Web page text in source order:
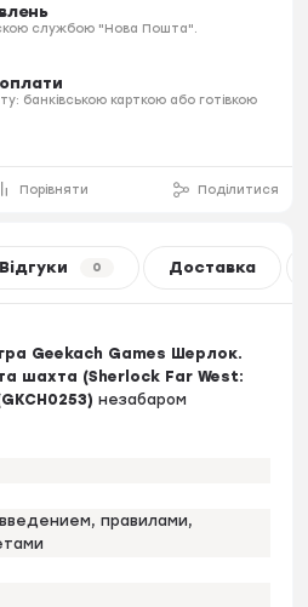
службою "Нова Пошта".
банківською карткою або готівкою
Порівняти Поділитися
Відгуки 0 Доставка
Geekach Games Шерлок.
шахта (Sherlock Far West:
незабаром
правилами,